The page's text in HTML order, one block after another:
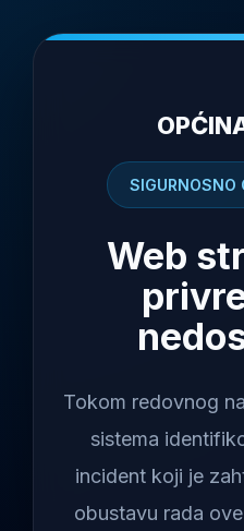
SIGURNOSNO
Web
Tokom redovnog
sistema
incident koji je
obustavu rada